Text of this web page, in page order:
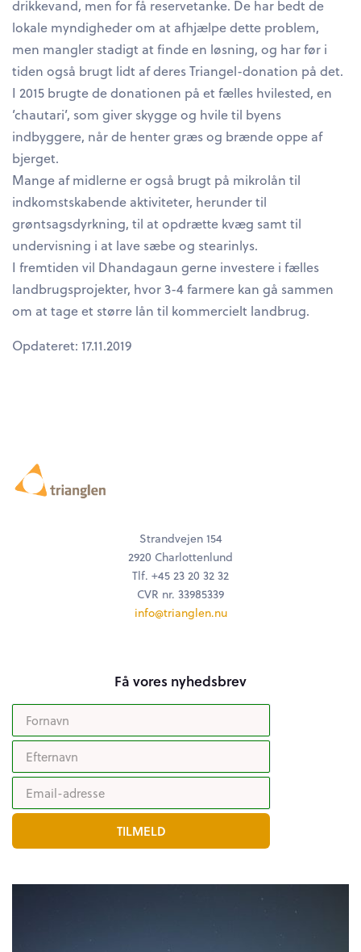
drikkevand, men for få reservetanke. De har bedt de
lokale myndigheder om at afhjælpe dette problem,
men mangler stadigt at finde en løsning, og har før i
tiden også brugt lidt af deres Triangel-donation på det.
I 2015 brugte de donationen på et fælles hvilested, en
’chautari’, som giver skygge og hvile til byens
indbyggere, når de henter græs og brænde oppe af
bjerget.
Mange af midlerne er også brugt på mikrolån til
indkomstskabende aktiviteter, herunder til
grøntsagsdyrkning, til at opdrætte kvæg samt til
undervisning i at lave sæbe og stearinlys.
I fremtiden vil Dhandagaun gerne investere i fælles
landbrugsprojekter, hvor 3-4 farmere kan gå sammen
om at tage et større lån til kommercielt landbrug.
Opdateret: 17.11.2019
Strandvejen 154
2920 Charlottenlund
Tlf. +45 23 20 32 32
CVR nr. 33985339
info@trianglen.nu
Få vores nyhedsbrev